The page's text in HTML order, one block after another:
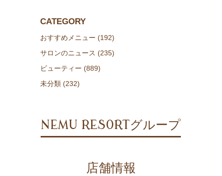
CATEGORY
おすすめメニュー (192)
サロンのニュース (235)
ビューティー (889)
未分類 (232)
NEMU RESORTグループ
店舗情報